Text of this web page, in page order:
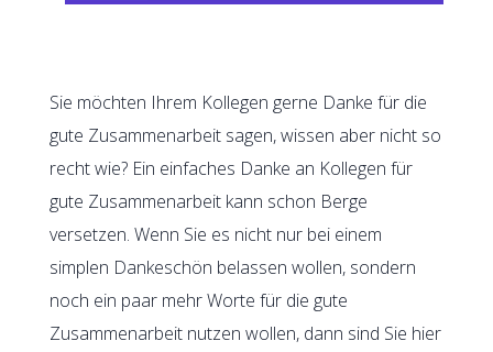
Sie möchten Ihrem Kollegen gerne Danke für die
gute Zusammenarbeit sagen, wissen aber nicht so
recht wie? Ein einfaches Danke an Kollegen für
gute Zusammenarbeit kann schon Berge
versetzen. Wenn Sie es nicht nur bei einem
simplen Dankeschön belassen wollen, sondern
noch ein paar mehr Worte für die gute
Zusammenarbeit nutzen wollen, dann sind Sie hier